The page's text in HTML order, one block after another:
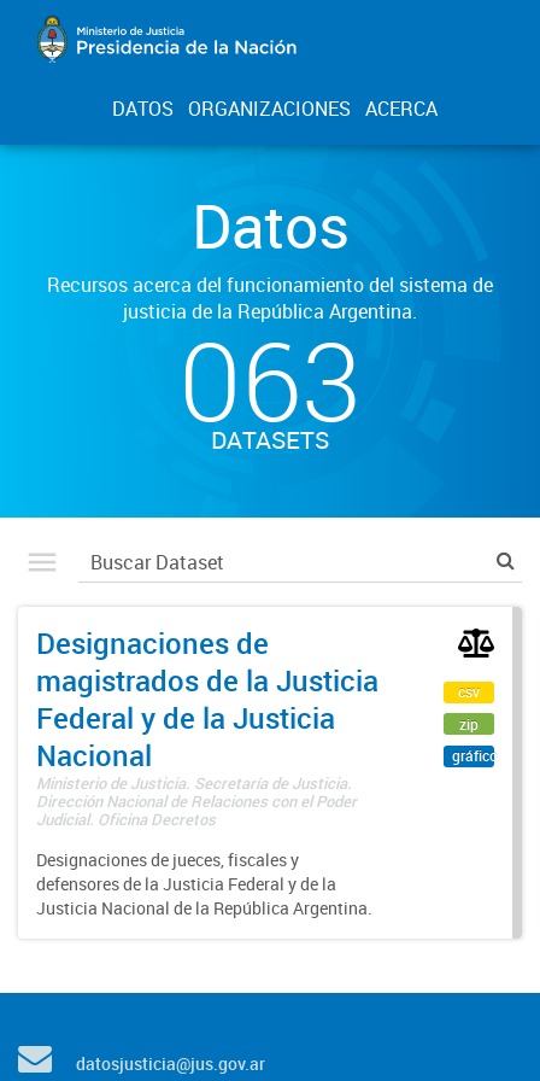
DATOS ORGANIZACIONES ACERCA
Datos
Recursos acerca del funcionamiento del sistema de
justicia de la República Argentina.
063
DATASETS
Designaciones de
magistrados de la Justicia
Federal y de la Justicia
Nacional
Ministerio de Justicia. Secretaría de Justicia.
Dirección Nacional de Relaciones con el Poder
Judicial. Oficina Decretos
Designaciones de jueces, fiscales y
defensores de la Justicia Federal y de la
Justicia Nacional de la República Argentina.
csv
zip
gráfico
datosjusticia@jus.gov.ar